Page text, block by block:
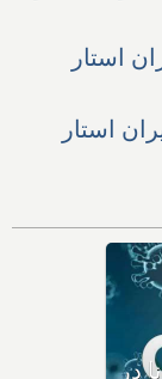
استار
استار